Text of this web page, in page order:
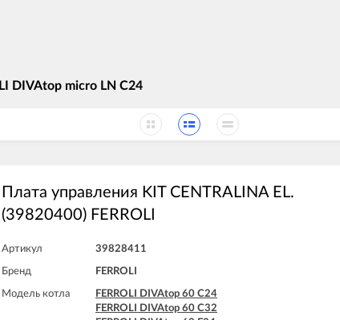
DIVAtop micro LN C24
Плата управления KIT CENTRALINA EL.
(39820400) FERROLI
Артикул 39828411
Бренд FERROLI
Модель котла
FERROLI DIVAtop 60 C24
FERROLI DIVAtop 60 C32